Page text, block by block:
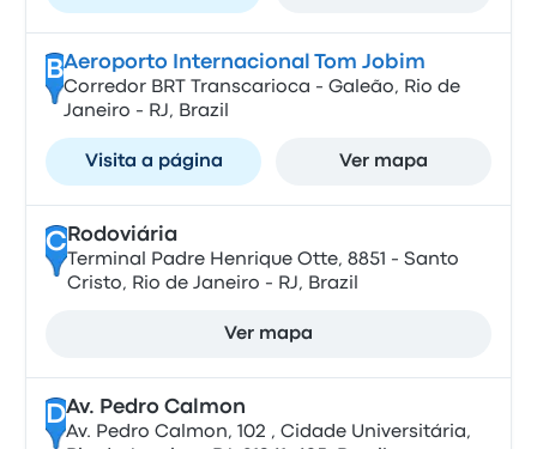
BAeroporto Internacional Tom Jobim
Corredor BRT Transcarioca - Galeão, Rio de
Janeiro - RJ, Brazil
Visita a página Ver mapa
CRodoviária
Terminal Padre Henrique Otte, 8851 - Santo
Cristo, Rio de Janeiro - RJ, Brazil
Ver mapa
DAv. Pedro Calmon
Av. Pedro Calmon, 102 , Cidade Universitária,